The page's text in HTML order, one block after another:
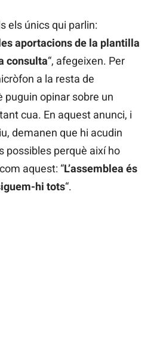
els únics qui parlin:
aportacions de la plantilla
consulta“, afegeixen. Per
a la resta de
puguin opinar sobre un
cua. En aquest anunci, i
demanen que hi acudin
possibles perquè així ho
aquest: “L’assemblea és
hi tots“.